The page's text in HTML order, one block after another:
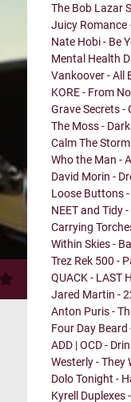
The Bob Lazar
Juicy Romance
Nate Hobi - Be
Mental Health
Vankoover - All
KORE - From
Grave Secrets -
The Moss -
Calm The
Who the Man -
David Morin -
Loose Buttons
NEET and Tidy
Carrying
Within Skies -
Trez Rek 500 -
QUACK - LAST
Jared Martin -
Anton Puris -
Four Day Beard
ADD | OCD -
Westerly - They
Dolo Tonight -
Kyrell Duplexes